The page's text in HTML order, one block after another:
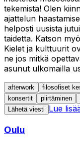
tekemistä! Olen
ajattelun
helposti uusista
taidetta. Katson
Kielet ja kulttuurit
ne jos mitkä
asunut ulkomailla
afterwork filosofiset
konsertit
piirtäminen
Lähetä viesti
Lue
Oulu